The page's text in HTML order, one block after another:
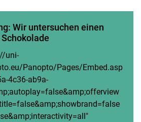
Wir untersuchen einen
uni-
Panopto/Pages/Embed.asp
4c36-ab9a-